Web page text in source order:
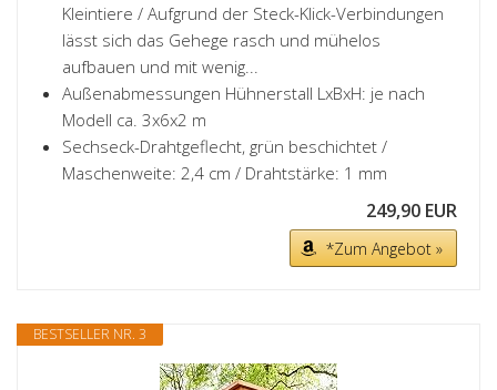
Kleintiere / Aufgrund der Steck-Klick-Verbindungen
lässt sich das Gehege rasch und mühelos
aufbauen und mit wenig...
Außenabmessungen Hühnerstall LxBxH: je nach
Modell ca. 3x6x2 m
Sechseck-Drahtgeflecht, grün beschichtet /
Maschenweite: 2,4 cm / Drahtstärke: 1 mm
249,90 EUR
*Zum Angebot »
BESTSELLER NR. 3